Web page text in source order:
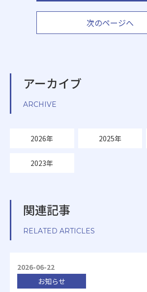
次のページへ
アーカイブ
ARCHIVE
2026年 2025年
2023年
関連記事
RELATED ARTICLES
2026-06-22
お知らせ